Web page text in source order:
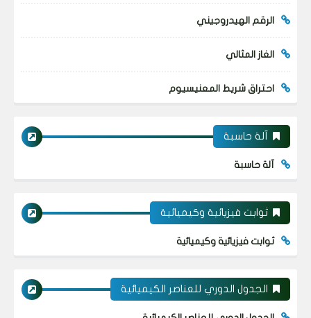
الرقم الهيدروجيني
الغاز المثالي
احتراق شريط المعنيسيوم
آلة حاسبة
آلة حاسبة
ثوابت فيزيائية وكيميائية
ثوابت فيزيائية وكيميائية
الجدول الدوري للعناصر الكيميائية